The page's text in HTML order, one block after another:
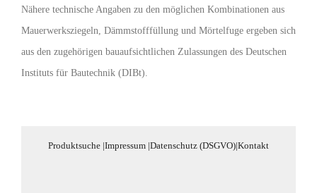
Nähere technische Angaben zu den möglichen Kombinationen aus
Mauerwerksziegeln, Dämmstofffüllung und Mörtelfuge ergeben sich
aus den zugehörigen bauaufsichtlichen Zulassungen des Deutschen
Instituts für Bautechnik (DIBt).
Produktsuche |Impressum |Datenschutz (DSGVO)|Kontakt